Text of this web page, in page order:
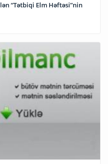
“Tətbiqi Elm Həftəsi”nin